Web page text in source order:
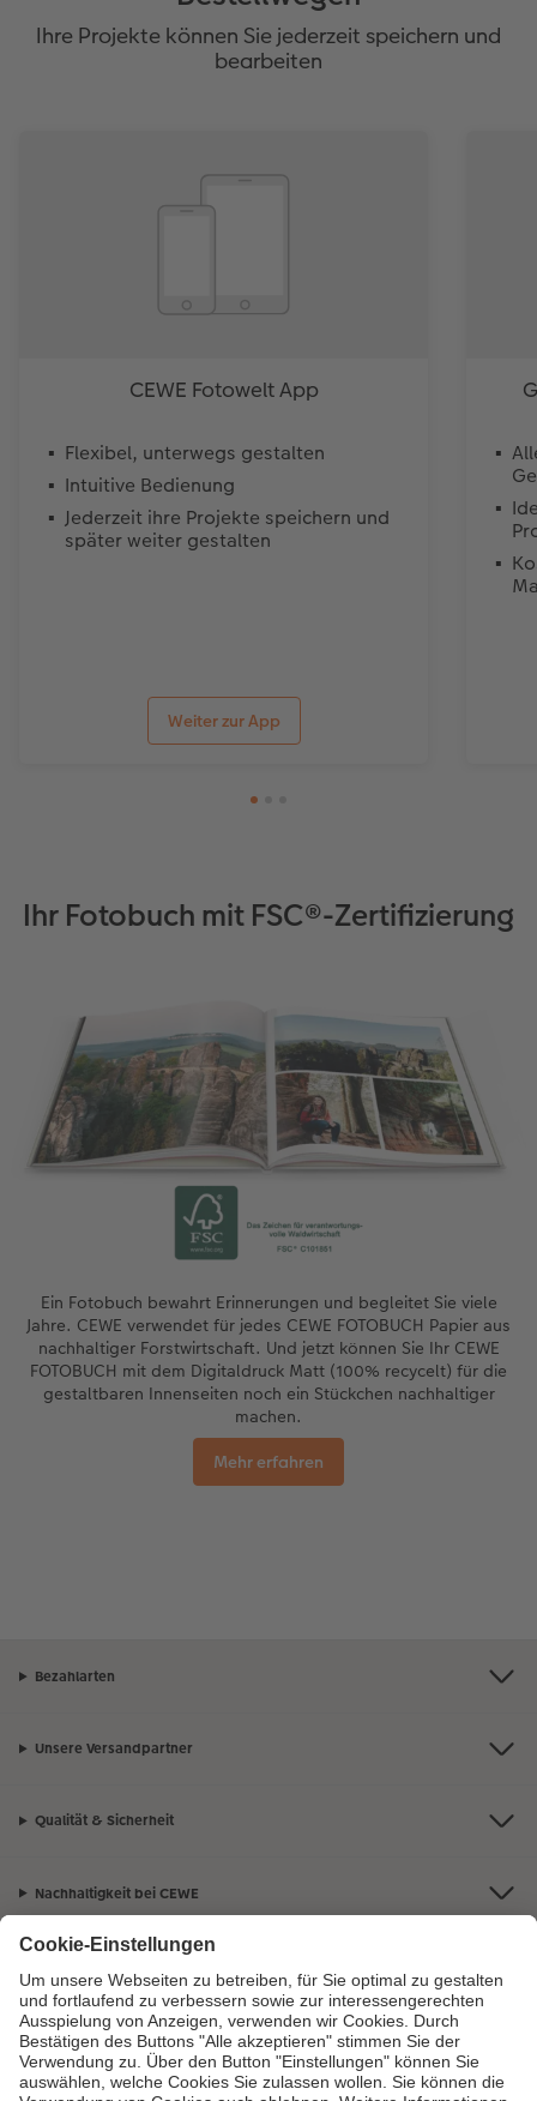
Ihre Projekte können Sie jederzeit speichern und
bearbeiten
CEWE Fotowelt App
Flexibel, unterwegs gestalten
Intuitive Bedienung
Jederzeit ihre Projekte speichern und
später weiter gestalten
Weiter zur App
Ihr Fotobuch mit FSC®-Zertifizierung
Ein Fotobuch bewahrt Erinnerungen und begleitet Sie viele
Jahre. CEWE verwendet für jedes CEWE FOTOBUCH Papier aus
nachhaltiger Forstwirtschaft. Und jetzt können Sie Ihr CEWE
FOTOBUCH mit dem Digitaldruck Matt (100% recycelt) für die
gestaltbaren Innenseiten noch ein Stückchen nachhaltiger
machen.
Mehr erfahren
Bezahlarten
Unsere Versandpartner
Qualität & Sicherheit
Nachhaltigkeit bei CEWE
Informationen